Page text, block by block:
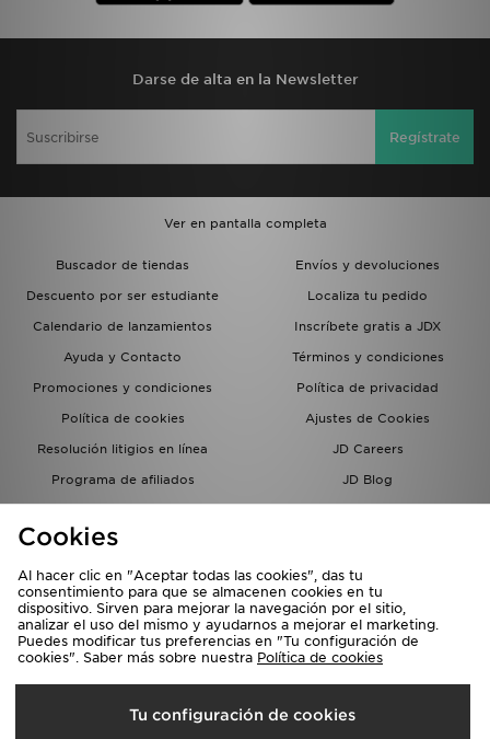
Darse de alta en la Newsletter
Regístrate
Ver en pantalla completa
Buscador de tiendas
Envíos y devoluciones
Descuento por ser estudiante
Localiza tu pedido
Calendario de lanzamientos
Inscríbete gratis a JDX
Ayuda y Contacto
Términos y condiciones
Promociones y condiciones
Política de privacidad
Política de cookies
Ajustes de Cookies
Resolución litigios en línea
JD Careers
Programa de afiliados
JD Blog
del grupo JD - Whistleblowing
Selecciona País
España
Cookies
Al hacer clic en "Aceptar todas las cookies", das tu
consentimiento para que se almacenen cookies en tu
dispositivo. Sirven para mejorar la navegación por el sitio,
analizar el uso del mismo y ayudarnos a mejorar el marketing.
Puedes modificar tus preferencias en "Tu configuración de
cookies". Saber más sobre nuestra Política de cookies
Tu configuración de cookies